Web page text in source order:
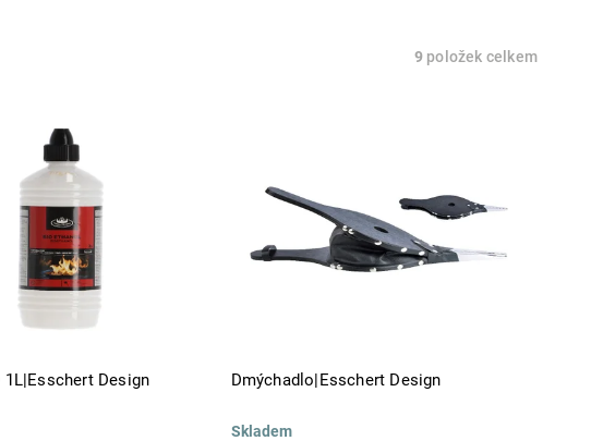
9 položek celkem
1L|Esschert Design Dmýchadlo|Esschert Design
Skladem